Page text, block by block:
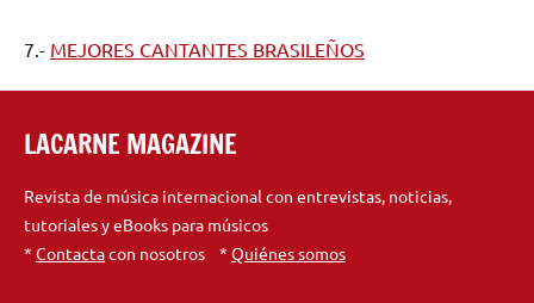
7.- MEJORES CANTANTES BRASILEÑOS
LACARNE MAGAZINE
Revista de música internacional con entrevistas, noticias,
tutoriales y eBooks para músicos
* Contactacon nosotros * Quiénes somos